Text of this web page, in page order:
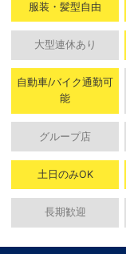
服装・髪型自由
大型連休あり
自動車/バイク通勤可
能
グループ店
土日のみOK
長期歓迎